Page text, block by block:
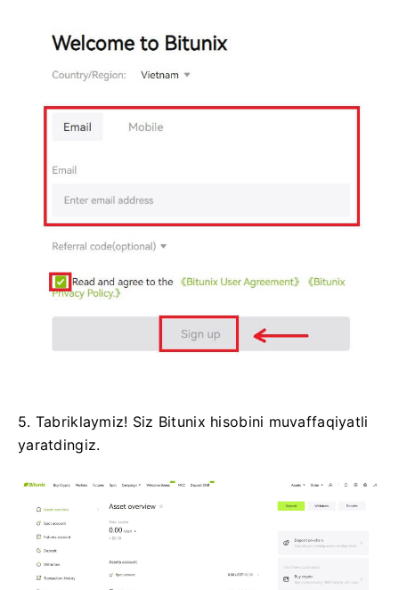
5. Tabriklaymiz! Siz Bitunix hisobini muvaffaqiyatli
yaratdingiz.